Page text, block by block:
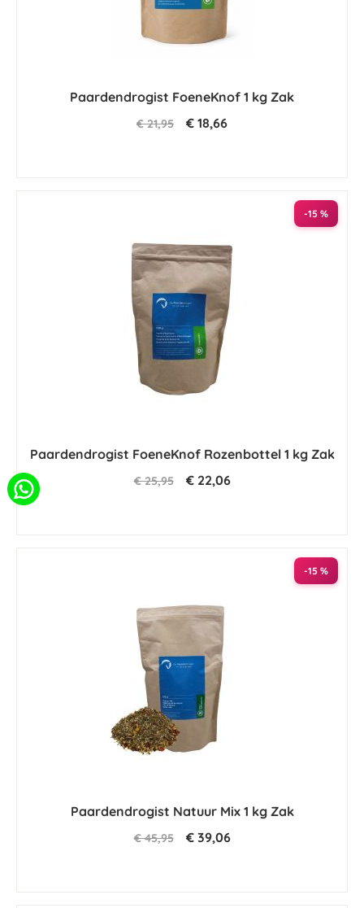
Paardendrogist FoeneKnof 1 kg Zak
€ 21,95 € 18,66
-15 %
Paardendrogist FoeneKnof Rozenbottel 1 kg Zak
€ 25,95 € 22,06
-15 %
Paardendrogist Natuur Mix 1 kg Zak
€ 45,95 € 39,06